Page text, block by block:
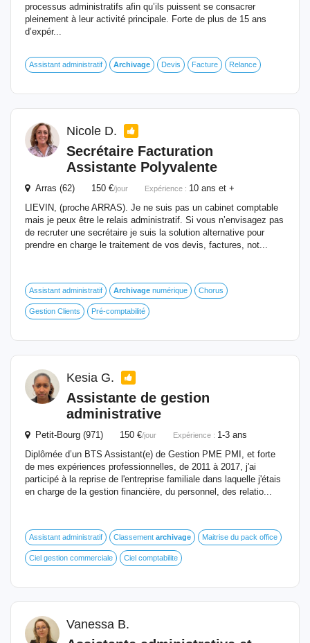
processus administratifs afin qu’ils puissent se consacrer
pleinement à leur activité principale. Forte de plus de 15 ans
d’expér...
Assistant administratif Archivage Devis Facture Relance
Nicole D.
Secrétaire Facturation
Assistante Polyvalente
Arras (62) 150 €/jour Expérience : 10 ans et +
LIEVIN, (proche ARRAS). Je ne suis pas un cabinet comptable
mais je peux être le relais administratif. Si vous n’envisagez pas
de recruter une secrétaire je suis la solution alternative pour
prendre en charge le traitement de vos devis, factures, not...
Assistant administratif Archivage numérique Chorus
Gestion Clients Pré-comptabilité
Kesia G.
Assistante de gestion
administrative
Petit-Bourg (971) 150 €/jour Expérience : 1-3 ans
Diplômée d’un BTS Assistant(e) de Gestion PME PMI, et forte
de mes expériences professionnelles, de 2011 à 2017, j'ai
participé à la reprise de l'entreprise familiale dans laquelle j'étais
en charge de la gestion financière, du personnel, des relatio...
Assistant administratif Classement archivage Maitrise du pack office
Ciel gestion commerciale Ciel comptabilite
Vanessa B.